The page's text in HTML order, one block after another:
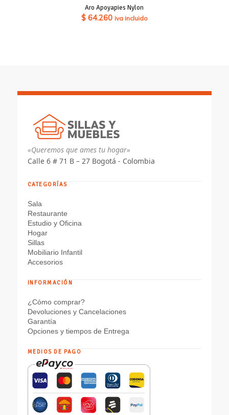
Aro Apoyapies Nylon
$64.260 iva incluido
«Queremos que ames tu hogar»
Calle 6 # 71 B – 27 Bogotá - Colombia
CATEGORÍAS
Sala
Restaurante
Estudio y Oficina
Hogar
Sillas
Mobiliario Infantil
Accesorios
INFORMACIÓN
¿Cómo comprar?
Devoluciones y Cancelaciones
Garantía
Opciones y tiempos de Entrega
MEDIOS DE PAGO